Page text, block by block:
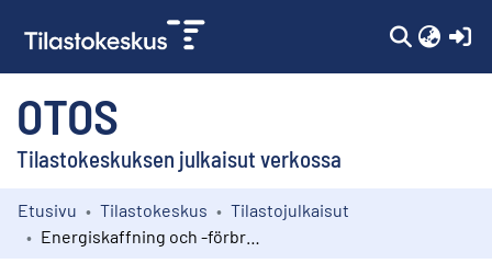
OTOS
Tilastokeskuksen julkaisut verkossa
Kokoelmat
Etusivu Tilastokeskus
Tilastojulkaisut